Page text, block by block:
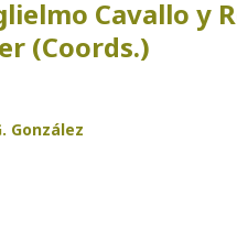
Cavallo y
(Coords.)
González